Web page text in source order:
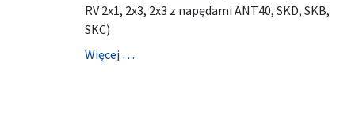
RV 2x1, 2x3, 2x3 z napędami ANT40, SKD, SKB,
SKC)
Więcej …